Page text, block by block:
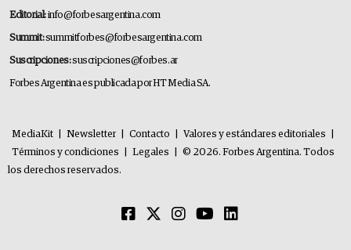
Editorial:info@forbesargentina.com
Summit:summitforbes@forbesargentina.com
Suscripciones:suscripciones@forbes.ar
Forbes Argentina es publicada por HT Media SA.
MediaKit Newsletter Contacto Valores y estándares editoriales
Términos y condiciones
Legales
© 2026. Forbes Argentina. Todos
los derechos reservados.